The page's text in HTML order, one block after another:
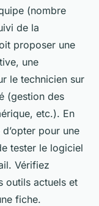
(nombre
de la
proposer une
une
le technicien sur
(gestion des
etc.). En
pour une
tester le logiciel
Vérifiez
outils actuels et
fiche.